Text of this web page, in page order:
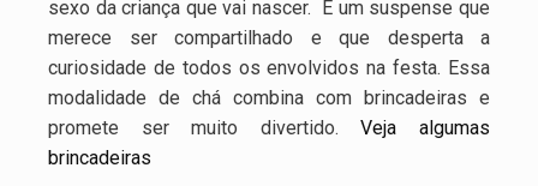
sexo da criança que vai nascer. É um suspense que
merece ser compartilhado e que desperta a
curiosidade de todos os envolvidos na festa. Essa
modalidade de chá combina com brincadeiras e
promete ser muito divertido.Veja algumas
brincadeiras